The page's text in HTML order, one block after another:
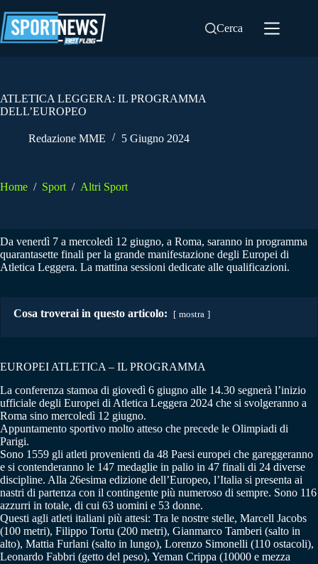
al
contenuto
Cerca
ATLETICA LEGGERA: IL PROGRAMMA
DELL’EUROPEO
Redazione MME 5 Giugno 2024
Home / Sport / Altri Sport
Da venerdì 7 a mercoledì 12 giugno, a Roma, saranno in programma
quarantasette finali per la grande manifestazione degli Europei di
Atletica Leggera. La mattina sessioni dedicate alle qualificazioni.
Cosa troverai in questo articolo: mostra
EUROPEI ATLETICA – IL PROGRAMMA
La conferenza stamoa di giovedì 6 giugno alle 14.30 segnerà l’inizio
ufficiale degli Europei di Atletica Leggera 2024 che si svolgeranno a
Roma sino mercoledì 12 giugno.
Appuntamento sportivo molto atteso che precede le Olimpiadi di
Parigi.
Sono 1559 gli atleti provenienti da 48 Paesi europei che gareggeranno
e si contenderanno le 147 medaglie in palio in 47 finali di 24 diverse
discipline. Alla 26esima edizione dell’Europeo, l’Italia si presenta ai
nastri di partenza con il contingente più numeroso di sempre. Sono 116
azzurri in totale, di cui 63 uomini e 53 donne.
Questi agli atleti italiani più attesi: Tra le nostre stelle, Marcell Jacobs
(100 metri), Filippo Tortu (200 metri), Gianmarco Tamberi (salto in
alto), Mattia Furlani (salto in lungo), Lorenzo Simonelli (110 ostacoli),
Leonardo Fabbri (getto del peso), Yeman Crippa (10000 e mezza